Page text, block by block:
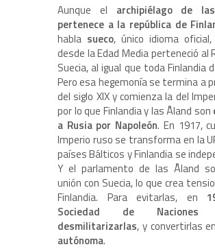
Aunque el archipiélago de
pertenece a la república de
habla sueco, único idioma
desde la Edad Media perteneció al
Suecia, al igual que toda Finlandia
Pero esa hegemonía se termina a
del siglo XIX y comienza la del
por lo que Finlandia y las Åland son
a Rusia por Napoleón. En 1917,
Imperio ruso se transforma en la
países Bálticos y Finlandia se
Y el parlamento de las Åland
unión con Suecia, lo que crea
Finlandia. Para evitarlas, en
Sociedad de Naciones
desmilitarizarlas, y convertirlas en
autónoma.